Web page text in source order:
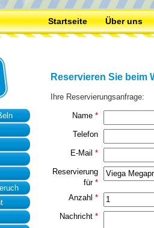
Startseite Über uns
Reservieren Sie beim
Ihre Reservierungsanfrage:
Name *
Telefon
E-Mail *
Reservierung
für *
Anzahl *
Nachricht *